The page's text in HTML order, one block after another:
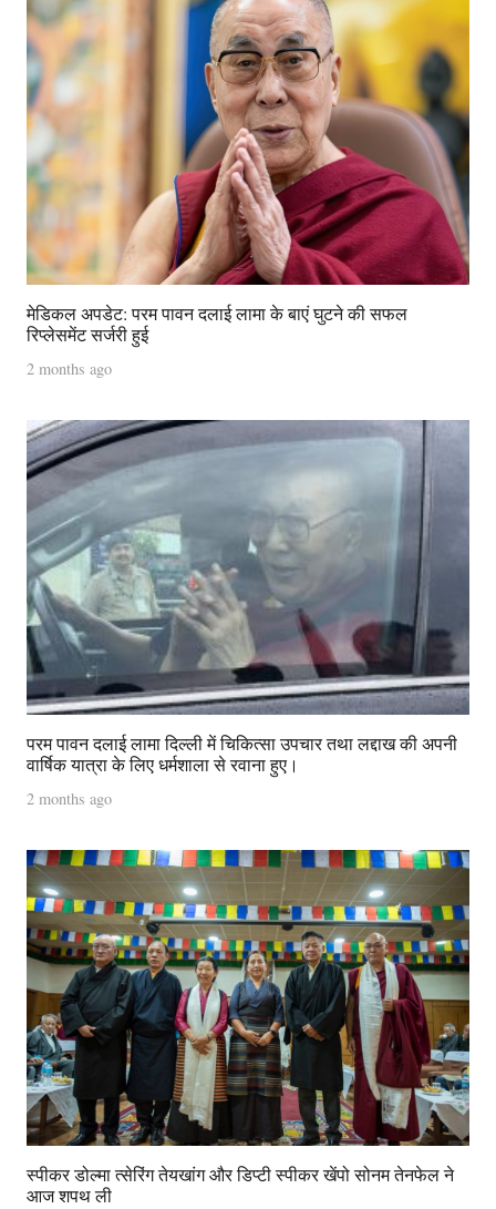
मेडिकल अपडेट: परम पावन दलाई लामा के बाएं घुटने की सफल
रिप्लेसमेंट सर्जरी हुई
2 months ago
परम पावन दलाई लामा दिल्ली में चिकित्सा उपचार तथा लद्दाख की अपनी
वार्षिक यात्रा के लिए धर्मशाला से रवाना हुए।
2 months ago
स्पीकर डोल्मा त्सेरिंग तेयखांग और डिप्टी स्पीकर खेंपो सोनम तेनफेल ने
आज शपथ ली